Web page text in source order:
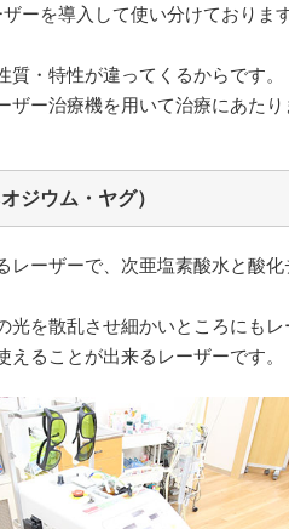
ーを導入して使い分けておりま
・特性が違ってくるからです。
ザー治療機を用いて治療にあたり
ジウム・ヤグ）
レーザーで、次亜塩素酸水と酸
光を散乱させ細かいところにも
ることが出来るレーザーです。